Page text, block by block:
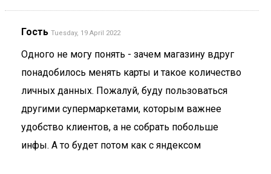
Гость Tuesday, 19 April 2022
Одного не могу понять - зачем магазину вдруг
понадобилось менять карты и такое количество
личных данных. Пожалуй, буду пользоваться
другими супермаркетами, которым важнее
удобство клиентов, а не собрать побольше
инфы. А то будет потом как с яндексом